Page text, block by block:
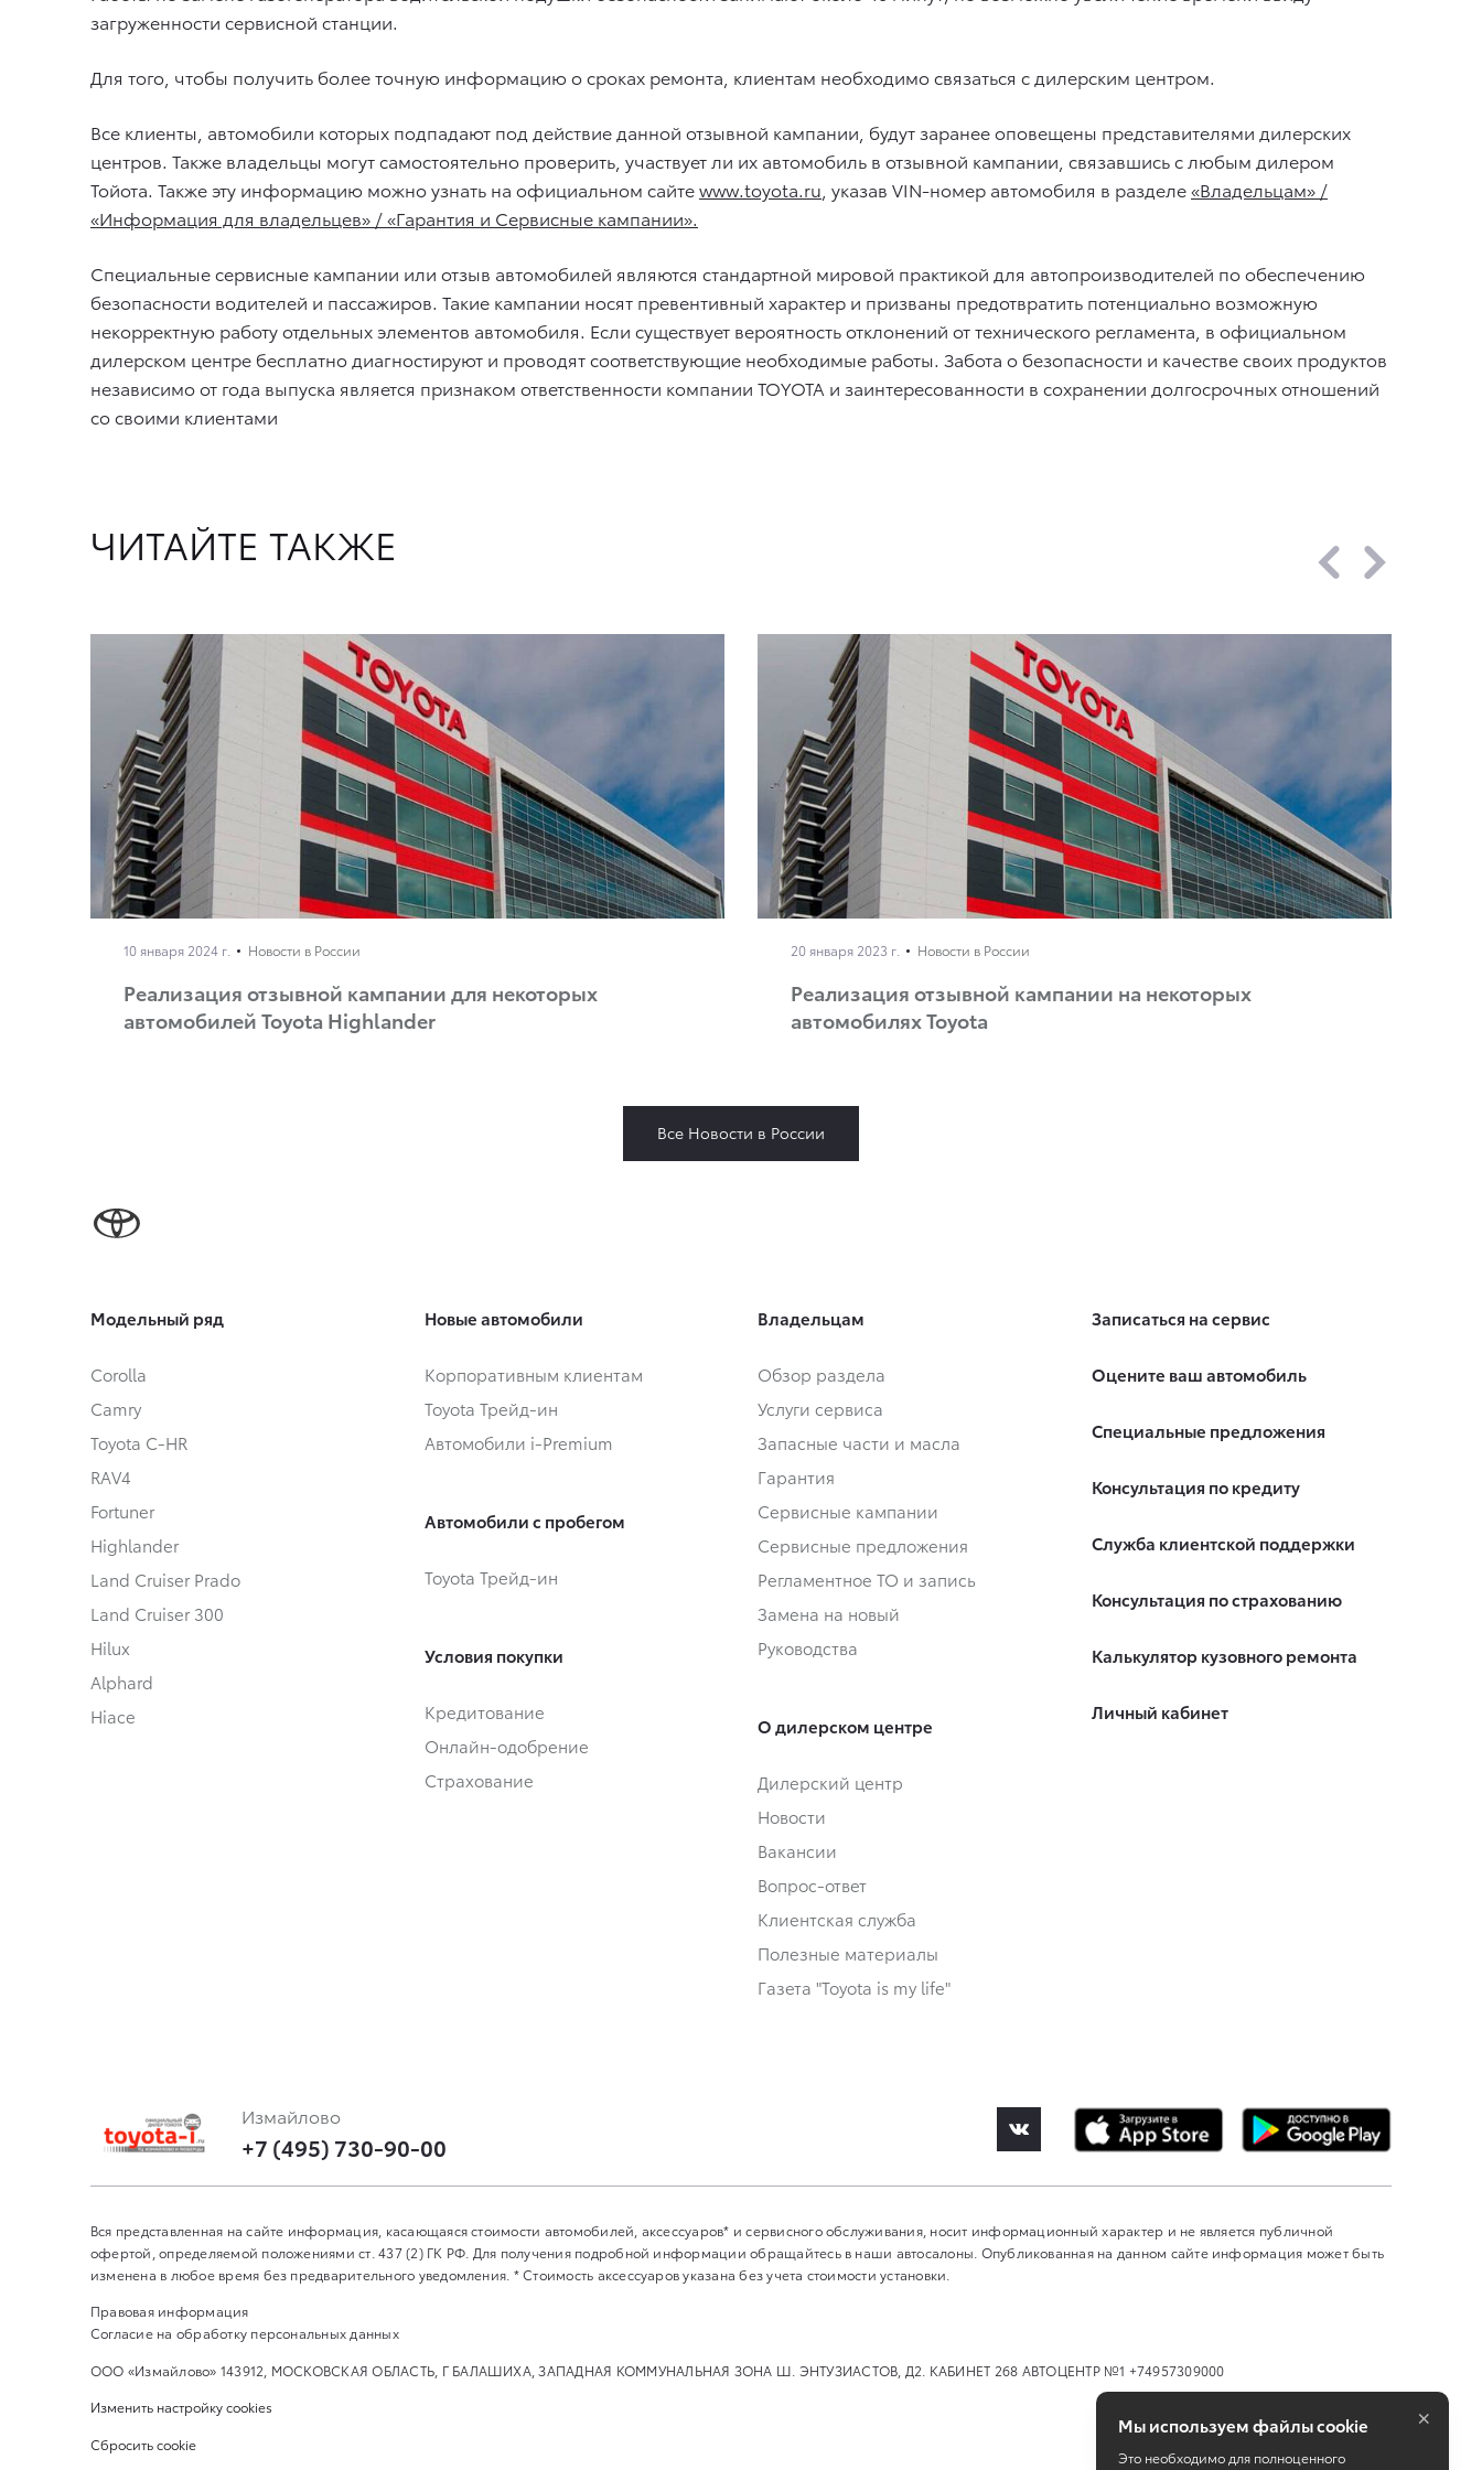
загруженности сервисной станции.
Для того, чтобы получить более точную информацию о сроках ремонта, клиентам необходимо связаться с дилерским центром.
Все клиенты, автомобили которых подпадают под действие данной отзывной кампании, будут заранее оповещены представителями дилерских
центров. Также владельцы могут самостоятельно проверить, участвует ли их автомобиль в отзывной кампании, связавшись с любым дилером
Тойота. Также эту информацию можно узнать на официальном сайтеwww.toyota.ru , указав VIN-номер автомобиля в разделе«Владельцам» /
«Информация для владельцев» / «Гарантия и Сервисные кампании».
Специальные сервисные кампании или отзыв автомобилей являются стандартной мировой практикой для автопроизводителей по обеспечению
безопасности водителей и пассажиров. Такие кампании носят превентивный характер и призваны предотвратить потенциально возможную
некорректную работу отдельных элементов автомобиля. Если существует вероятность отклонений от технического регламента, в официальном
дилерском центре бесплатно диагностируют и проводят соответствующие необходимые работы. Забота о безопасности и качестве своих продуктов
независимо от года выпуска является признаком ответственности компании TOYOTA и заинтересованности в сохранении долгосрочных отношений
со своими клиентами
ЧИТАЙТЕ ТАКЖЕ
10 января 2024 г. Новости в России
Реализация отзывной кампании для некоторых
автомобилей Toyota Highlander
20 января 2023 г. Новости в России
Реализация отзывной кампании на некоторых
автомобилях Toyota
Все Новости в России
Модельный ряд
Corolla
Camry
Toyota C-HR
RAV4
Fortuner
Highlander
Land Cruiser Prado
Land Cruiser 300
Hilux
Alphard
Hiace
Новые автомобили
Корпоративным клиентам
Toyota Трейд-ин
Автомобили i-Premium
Автомобили с пробегом
Toyota Трейд-ин
Условия покупки
Кредитование
Онлайн-одобрение
Страхование
Владельцам
Обзор раздела
Услуги сервиса
Запасные части и масла
Гарантия
Сервисные кампании
Сервисные предложения
Регламентное ТО и запись
Замена на новый
Руководства
О дилерском центре
Дилерский центр
Новости
Вакансии
Вопрос-ответ
Клиентская служба
Полезные материалы
Газета "Toyota is my life"
Записаться на сервис
Оцените ваш автомобиль
Специальные предложения
Консультация по кредиту
Служба клиентской поддержки
Консультация по страхованию
Калькулятор кузовного ремонта
Личный кабинет
Измайлово
+7 (495) 730-90-00
Вся представленная на сайте информация, касающаяся стоимости автомобилей, аксессуаров* и сервисного обслуживания, носит информационный характер и не является публичной
офертой, определяемой положениями ст. 437 (2) ГК РФ. Для получения подробной информации обращайтесь в наши автосалоны. Опубликованная на данном сайте информация может быть
изменена в любое время без предварительного уведомления. * Стоимость аксессуаров указана без учета стоимости установки.
Правовая информация
Согласие на обработку персональных данных
ООО «Измайлово» 143912, МОСКОВСКАЯ ОБЛАСТЬ, Г БАЛАШИХА, ЗАПАДНАЯ КОММУНАЛЬНАЯ ЗОНА Ш. ЭНТУЗИАСТОВ, Д2. КАБИНЕТ 268 АВТОЦЕНТР №1 +74957309000
Изменить настройку cookies
Сбросить cookie
Мы используем файлы cookie
Это необходимо для полноценного
×